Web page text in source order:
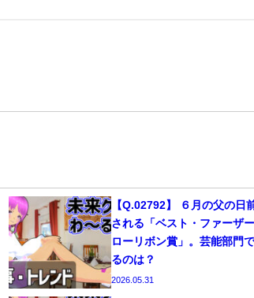
【Q.02792】 ６月の父の日
される「ベスト・ファーザ
ローリボン賞」。芸能部門
るのは？
2026.05.31